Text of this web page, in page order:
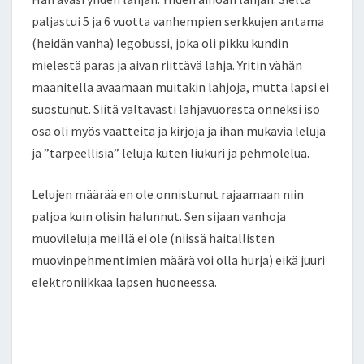
paljastui 5 ja 6 vuotta vanhempien serkkujen antama
(heidän vanha) legobussi, joka oli pikku kundin
mielestä paras ja aivan riittävä lahja. Yritin vähän
maanitella avaamaan muitakin lahjoja, mutta lapsi ei
suostunut. Siitä valtavasti lahjavuoresta onneksi iso
osa oli myös vaatteita ja kirjoja ja ihan mukavia leluja
ja ”tarpeellisia” leluja kuten liukuri ja pehmolelua.
Lelujen määrää en ole onnistunut rajaamaan niin
paljoa kuin olisin halunnut. Sen sijaan vanhoja
muovileluja meillä ei ole (niissä haitallisten
muovinpehmentimien määrä voi olla hurja) eikä juuri
elektroniikkaa lapsen huoneessa.